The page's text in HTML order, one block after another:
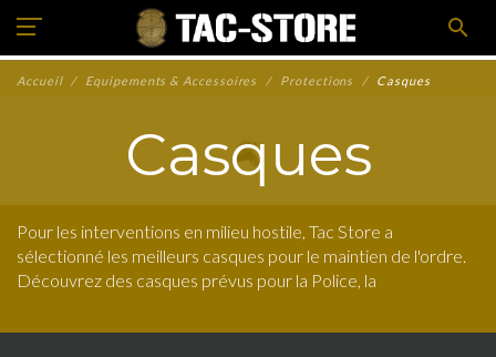
search
Accueil Equipements & Accessoires Protections Casques
Casques
Pour les interventions en milieu hostile, Tac Store a
sélectionné les meilleurs casques pour le maintien de l'ordre.
Découvrez des casques prévus pour la Police, la